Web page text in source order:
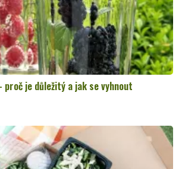
je důležitý a jak se vyhnout